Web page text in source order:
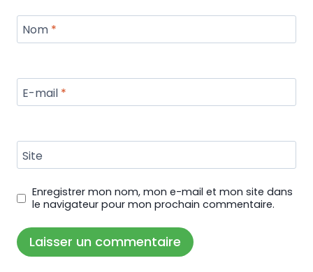
Nom *
E-mail *
Site
Enregistrer mon nom, mon e-mail et mon site dans
le navigateur pour mon prochain commentaire.